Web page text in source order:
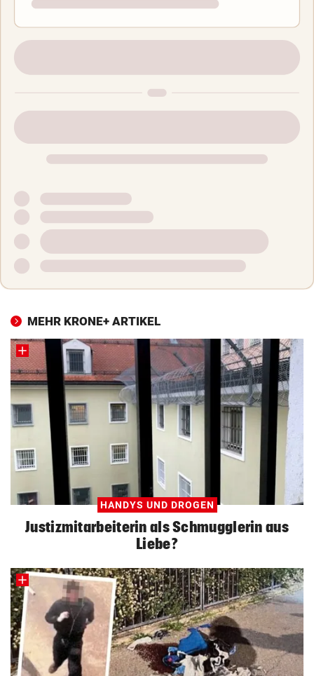
MEHR KRONE+ ARTIKEL
HANDYS UND DROGEN
Justizmitarbeiterin als Schmugglerin aus
Liebe?